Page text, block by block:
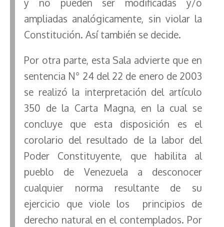
y no pueden ser modificadas y/o
ampliadas analógicamente, sin violar la
Constitución. Así también se decide.
Por otra parte, esta Sala advierte que en
sentencia N° 24 del 22 de enero de 2003
se realizó la interpretación del artículo
350 de la Carta Magna, en la cual se
concluye que esta disposición es el
corolario del resultado de la labor del
Poder Constituyente, que habilita al
pueblo de Venezuela a desconocer
cualquier norma resultante de su
ejercicio que viole los principios de
derecho natural en el contemplados. Por